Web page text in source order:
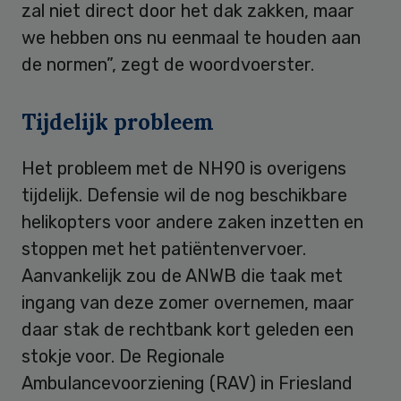
zal niet direct door het dak zakken, maar
we hebben ons nu eenmaal te houden aan
de normen”, zegt de woordvoerster.
Tijdelijk probleem
Het probleem met de NH90 is overigens
tijdelijk. Defensie wil de nog beschikbare
helikopters voor andere zaken inzetten en
stoppen met het patiëntenvervoer.
Aanvankelijk zou de ANWB die taak met
ingang van deze zomer overnemen, maar
daar stak de rechtbank kort geleden een
stokje voor. De Regionale
Ambulancevoorziening (RAV) in Friesland